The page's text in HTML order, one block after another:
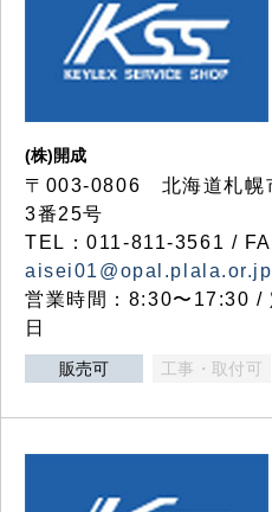
(株)開成
〒003-0806 北海道札幌
3番25号
TEL：011-811-3561 /
aisei01@opal.plala.or.jp
営業時間：8:30〜17:30 /
日
販売可 工事・取付可